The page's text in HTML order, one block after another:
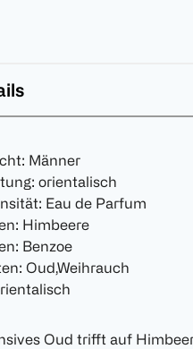
Männer
orientalisch
Eau de Parfum
Himbeere
Benzoe
Oud,Weihrauch
Oud trifft auf